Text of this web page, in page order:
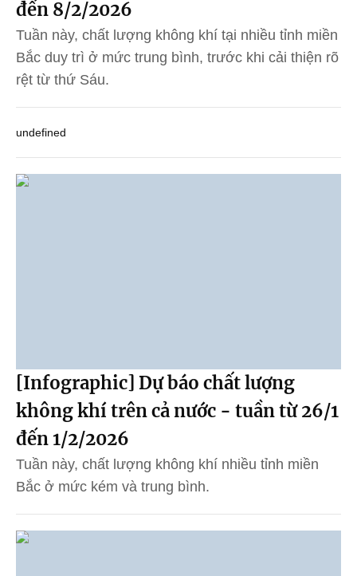
đến 8/2/2026
Tuần này, chất lượng không khí tại nhiều tỉnh miền
Bắc duy trì ở mức trung bình, trước khi cải thiện rõ
rệt từ thứ Sáu.
undefined
[Infographic] Dự báo chất lượng
không khí trên cả nước - tuần từ 26/1
đến 1/2/2026
Tuần này, chất lượng không khí nhiều tỉnh miền
Bắc ở mức kém và trung bình.